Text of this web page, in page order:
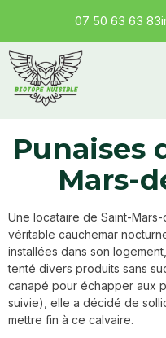
07 50 63 63 83
Punaises
Mars-
Une locataire de Saint-
véritable cauchemar
installées dans son
tenté divers produits sans
canapé pour échapper aux
suivie), elle a décidé de
mettre fin à ce calvaire.